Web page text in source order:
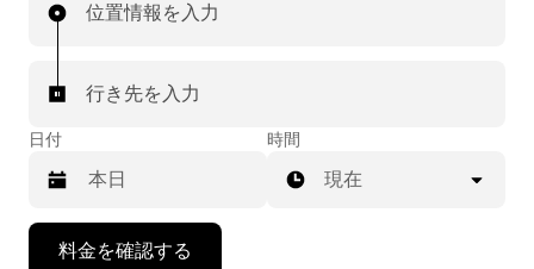
位置情報を入力
行き先を入力
日付 時間
現在
料金を確認する